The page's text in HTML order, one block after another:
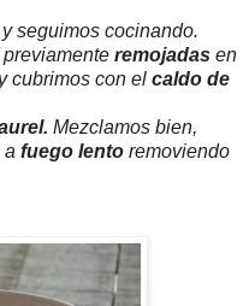
y seguimos cocinando.
previamente remojadas en
cubrimos con el caldo de
Mezclamos bien,
a fuego lento removiendo